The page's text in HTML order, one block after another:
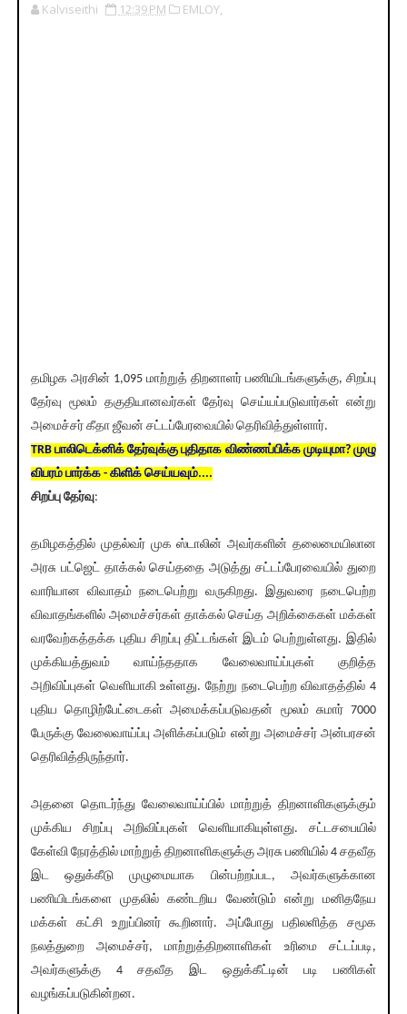
Kalviseithi 12:39 PM EMLOY,
தமிழக அரசின் 1,095 மாற்றுத் திறனாளர் பணியிடங்களுக்கு, சிறப்பு
தேர்வு மூலம் தகுதியானவர்கள் தேர்வு செய்யப்படுவார்கள் என்று
அமைச்சர் கீதா ஜீவன் சட்டப்பேரவையில் தெரிவித்துள்ளார்.
TRB பாலிடெக்னிக் தேர்வுக்கு புதிதாக விண்ணப்பிக்க முடியுமா? முழு
விபரம் பார்க்க - கிளிக் செய்யவும்....
சிறப்பு தேர்வு:
தமிழகத்தில் முதல்வர் முக ஸ்டாலின் அவர்களின் தலைமையிலான
அரசு பட்ஜெட் தாக்கல் செய்ததை அடுத்து சட்டப்பேரவையில் துறை
வாரியான விவாதம் நடைபெற்று வருகிறது. இதுவரை நடைபெற்ற
விவாதங்களில் அமைச்சர்கள் தாக்கல் செய்த அறிக்கைகள் மக்கள்
வரவேற்கத்தக்க புதிய சிறப்பு திட்டங்கள் இடம் பெற்றுள்ளது. இதில்
முக்கியத்துவம் வாய்ந்ததாக வேலைவாய்ப்புகள் குறித்த
அறிவிப்புகள் வெளியாகி உள்ளது. நேற்று நடைபெற்ற விவாதத்தில் 4
புதிய தொழிற்பேட்டைகள் அமைக்கப்படுவதன் மூலம் சுமார் 7000
பேருக்கு வேலைவாய்ப்பு அளிக்கப்படும் என்று அமைச்சர் அன்பரசன்
தெரிவித்திருந்தார்.
அதனை தொடர்ந்து வேலைவாய்ப்பில் மாற்றுத் திறனாளிகளுக்கும்
முக்கிய சிறப்பு அறிவிப்புகள் வெளியாகியுள்ளது. சட்டசபையில்
கேள்வி நேரத்தில் மாற்றுத் திறனாளிகளுக்கு அரசு பணியில் 4 சதவீத
இட ஒதுக்கீடு முழுமையாக பின்பற்றப்பட, அவர்களுக்கான
பணியிடங்களை முதலில் கண்டறிய வேண்டும் என்று மனிதநேய
மக்கள் கட்சி உறுப்பினர் கூறினார். அப்போது பதிலளித்த சமூக
நலத்துறை அமைச்சர், மாற்றுத்திறனாளிகள் உரிமை சட்டப்படி,
அவர்களுக்கு 4 சதவீத இட ஒதுக்கீட்டின் படி பணிகள்
வழங்கப்படுகின்றன.